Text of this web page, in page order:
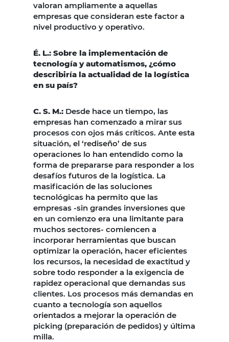
valoran ampliamente a aquellas
empresas que consideran este factor a
nivel productivo y operativo.
É. L.: Sobre la implementación de
tecnología y automatismos, ¿cómo
describiría la actualidad de la logística
en su país?
C. S. M.: Desde hace un tiempo, las
empresas han comenzado a mirar sus
procesos con ojos más críticos. Ante esta
situación, el ‘rediseño’ de sus
operaciones lo han entendido como la
forma de prepararse para responder a los
desafíos futuros de la logística. La
masificación de las soluciones
tecnológicas ha permito que las
empresas -sin grandes inversiones que
en un comienzo era una limitante para
muchos sectores- comiencen a
incorporar herramientas que buscan
optimizar la operación, hacer eficientes
los recursos, la necesidad de exactitud y
sobre todo responder a la exigencia de
rapidez operacional que demandas sus
clientes. Los procesos más demandas en
cuanto a tecnología son aquellos
orientados a mejorar la operación de
picking (preparación de pedidos) y última
milla.